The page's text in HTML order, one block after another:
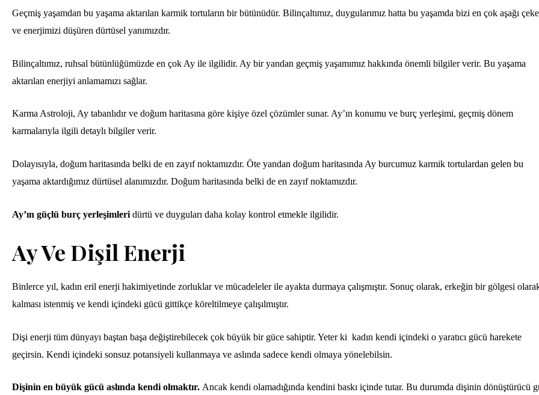
Geçmiş yaşamdan bu yaşama aktarılan karmik tortuların bir bütünüdür. Bilinçaltımız, duygularımız hatta bu yaşamda bizi en çok aşağı
ve enerjimizi düşüren dürtüsel yanımızdır.
Bilinçaltımız, ruhsal bütünlüğümüzde en çok Ay ile ilgilidir. Ay bir yandan geçmiş yaşamımız hakkında önemli bilgiler verir. Bu yaşama
aktarılan enerjiyi anlamamızı sağlar.
Karma Astroloji, Ay tabanlıdır ve doğum haritasına göre kişiye özel çözümler sunar. Ay’ın konumu ve burç yerleşimi, geçmiş dönem
karmalarıyla ilgili detaylı bilgiler verir.
Dolayısıyla, doğum haritasında belki de en zayıf noktamızdır. Öte yandan doğum haritasında Ay burcumuz karmik tortulardan gelen bu
yaşama aktardığımız dürtüsel alanımızdır. Doğum haritasında belki de en zayıf noktamızdır.
Ay’ın güçlü burç yerleşimleri dürtü ve duyguları daha kolay kontrol etmekle ilgilidir.
Ay Ve Dişil Enerji
Binlerce yıl, kadın eril enerji hakimiyetinde zorluklar ve mücadeleler ile ayakta durmaya çalışmıştır. Sonuç olarak, erkeğin bir gölgesi
kalması istenmiş ve kendi içindeki gücü gittikçe köreltilmeye çalışılmıştır.
Dişi enerji tüm dünyayı baştan başa değiştirebilecek çok büyük bir güce sahiptir. Yeter ki kadın kendi içindeki o yaratıcı gücü harekete
geçirsin. Kendi içindeki sonsuz potansiyeli kullanmaya ve aslında sadece kendi olmaya yönelebilsin.
Dişinin en büyük gücü aslında kendi olmaktır. Ancak kendi olamadığında kendini baskı içinde tutar. Bu durumda dişinin dönüştürücü